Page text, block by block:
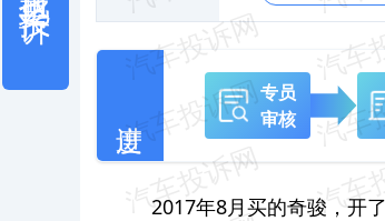
专员
审核
2017年8月买的奇骏，开